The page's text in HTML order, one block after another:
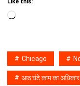
Like this:
Loading…
Chicago
आठ घंटे काम का अधिकार